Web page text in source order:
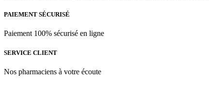
PAIEMENT SÉCURISÉ
Paiement 100% sécurisé en ligne
SERVICE CLIENT
Nos pharmaciens à votre écoute